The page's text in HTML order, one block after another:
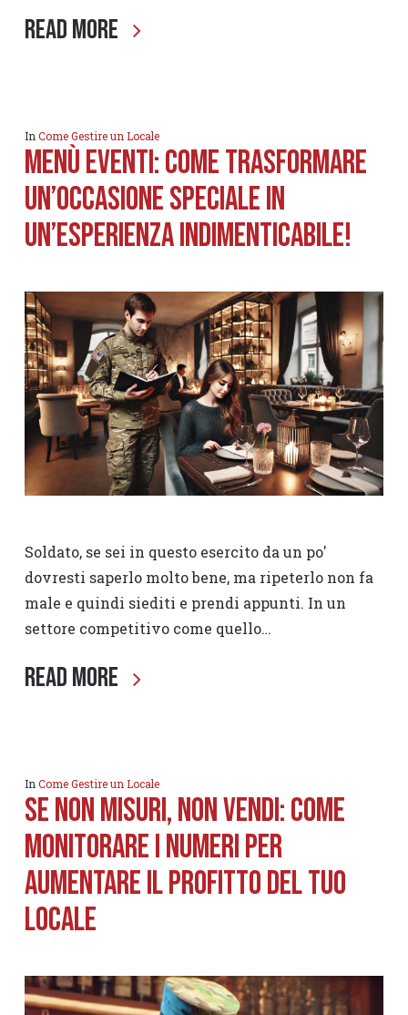
Read More
In Come Gestire un Locale
Menù eventi: come trasformare
un’occasione speciale in
un’esperienza indimenticabile!
Soldato, se sei in questo esercito da un po'
dovresti saperlo molto bene, ma ripeterlo non fa
male e quindi siediti e prendi appunti. In un
settore competitivo come quello…
Read More
In Come Gestire un Locale
Se non misuri, non vendi: come
monitorare i numeri per
aumentare il profitto del tuo
locale